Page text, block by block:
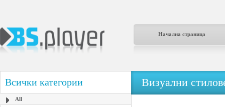
Начална страница
Всички категории
All
Визуални